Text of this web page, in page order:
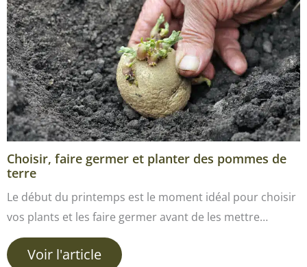
Choisir, faire germer et planter des pommes de
terre
Le début du printemps est le moment idéal pour choisir
vos plants et les faire germer avant de les mettre…
Voir l'article